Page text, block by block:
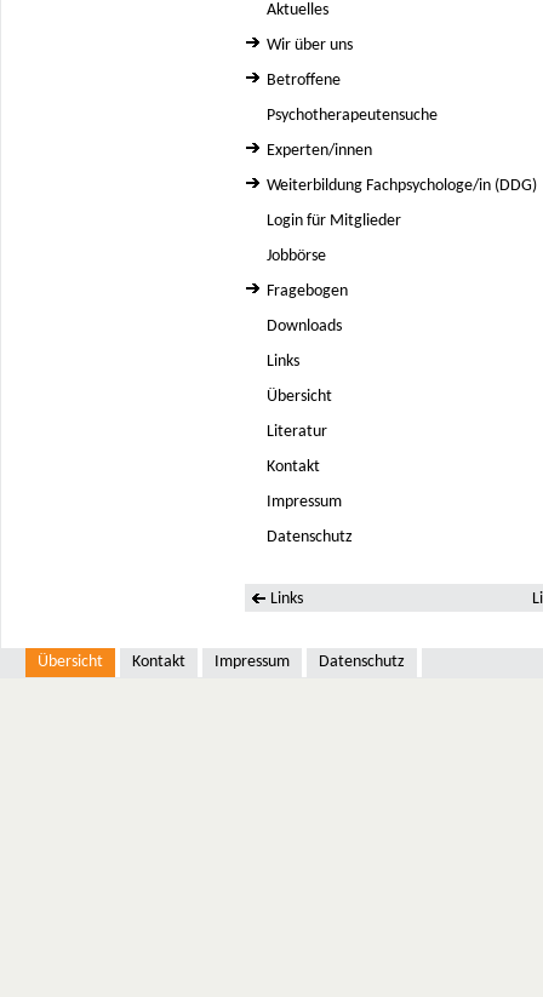
Aktuelles
Wir über uns
Betroffene
Psychotherapeutensuche
Experten/innen
Weiterbildung Fachpsychologe/in (DDG)
Login für Mitglieder
Jobbörse
Fragebogen
Downloads
Links
Übersicht
Literatur
Kontakt
Impressum
Datenschutz
Links
Übersicht Kontakt Impressum Datenschutz